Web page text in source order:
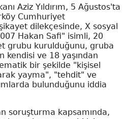
Aziz Yıldırım, 5 Ağustos'ta
Cumhuriyet
şikayet dilekçesinde, X sosyal
Hakan Safi" isimli, 20
grubu kurulduğunu, gruba
kendisi ve 18 yaşından
bir şekilde "kişisel
yayma", "tehdit" ve
bulunduğunu iddia
soruşturma kapsamında,